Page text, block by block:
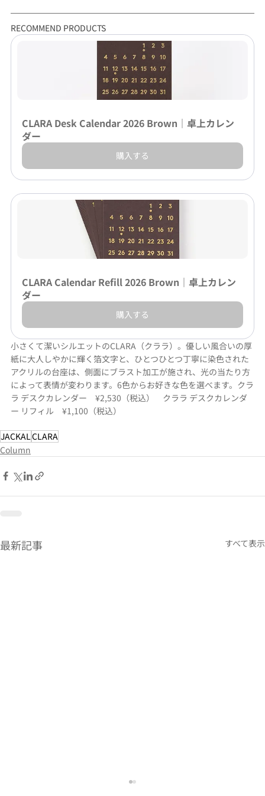
RECOMMEND PRODUCTS
CLARA Desk Calendar 2026 Brown｜卓上カレン
ダー
購入する
CLARA Calendar Refill 2026 Brown｜卓上カレン
ダー
購入する
小さくて潔いシルエットのCLARA（クララ）。優しい風合いの厚
紙に大人しやかに輝く箔文字と、ひとつひとつ丁寧に染色された
アクリルの台座は、側面にブラスト加工が施され、光の当たり方
によって表情が変わります。6色からお好きな色を選べます。クラ
ラ デスクカレンダー　¥2,530（税込）　クララ デスクカレンダ
ー リフィル　¥1,100（税込）
JACKALCLARA
Column
最新記事 すべて表示